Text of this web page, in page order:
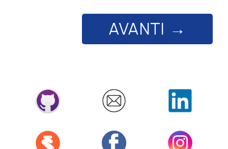
AVANTI →